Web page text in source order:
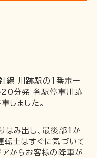
線 川跡駅の1番ホー
20分発 各駅停車川跡
しました。
はみ出し、最後部1か
転士はすぐに気づいて
アからお客様の降車が